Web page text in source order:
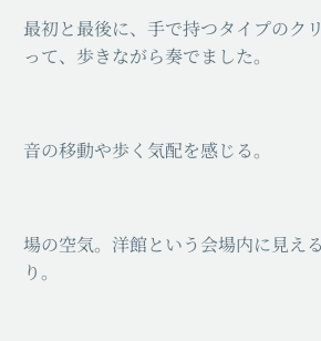
最初と最後に、手で持つタイプのク
って、歩きながら奏でました。
音の移動や歩く気配を感じる。
場の空気。洋館という会場内に見え
り。